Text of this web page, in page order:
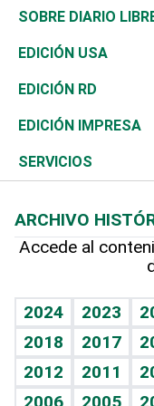
José Boquete
Reportajes
Asia
África
Ocenanía
Caribe
Resto del mundo
Consumo
Vivienda
Telecom.
Global y variable
Economía personal
Belleza
Buena Vida
Sociales
Novedades
Podcast Arte Libre
Hablando con el
Vida y familia
Eñe
Celebrando la vida
Golf
Ciclismo
Tenis
Olimpismo
Más deportes
TBT Deportivo
De buena tinta
En Directo
El Espía
Noticiero Poteleche
Columnistas
Más firmas
Clima
Tecnología
Historia
Martes de tecnología
Cambio climático
Mundo
Economía
Revista
Deportes
Opinión
Hecho en casa
Guía del dinero
SOBRE DIARIO
EDICIÓN USA
EDICIÓN RD
EDICIÓN IMPRESA
SERVICIOS
Cumpleaños
Horóscopos
Crucigramas
ARCHIVO
Accede al
2024 2023
2018
2017
2012
2011